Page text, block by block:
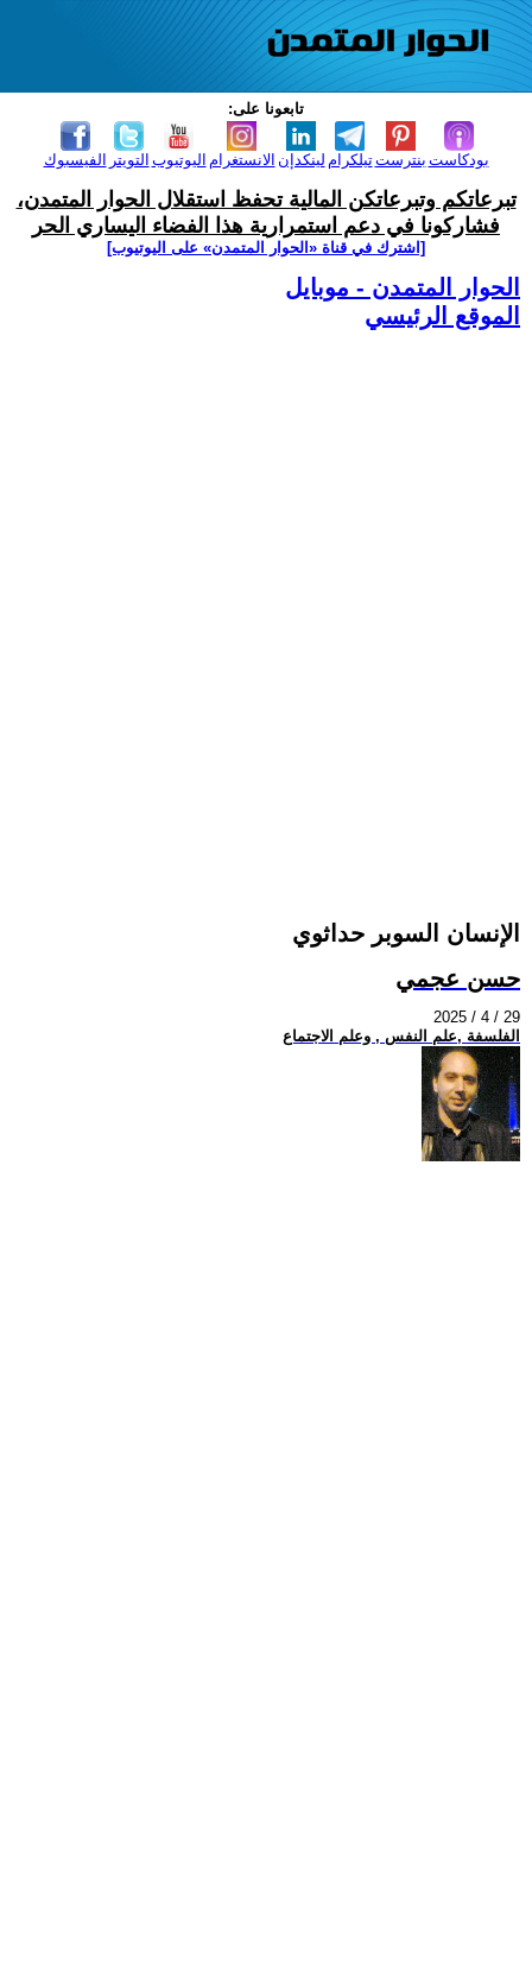
تابعونا على:
الفيسبوك التويتر اليوتيوب الانستغرام لينكدإن تيلكرامبنترست بودكاست
تبرعاتكم وتبرعاتكن المالية تحفظ استقلال الحوار المتمدن،
فشاركونا في دعم استمرارية هذا الفضاء اليساري الحر
[اشترك في قناة ‫«الحوار المتمدن» على اليوتيوب]
الحوار المتمدن - موبايل
الموقع الرئيسي
الإنسان السوبر حداثوي
حسن عجمي
2025 / 4 / 29
الفلسفة ,علم النفس , وعلم الاجتماع